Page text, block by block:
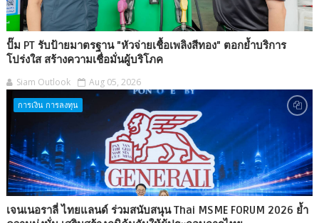
ปั๊ม PT รับป้ายมาตรฐาน "หัวจ่ายเชื้อเพลิงสีทอง" ตอกย้ำบริการ
โปร่งใส สร้างความเชื่อมั่นผู้บริโภค
Siam Outlook Aug 05, 2026
การเงิน การลงทุน
เจนเนอราลี่ ไทยแลนด์ ร่วมสนับสนุน Thai MSME FORUM 2026 ย้ำ